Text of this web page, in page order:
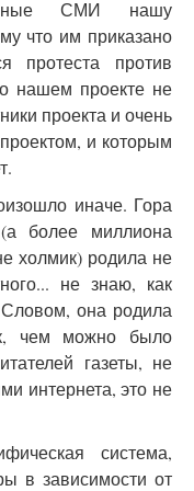
СМИ нашу
что им приказано
протеста против
нашем проекте не
проекта и очень
и которым
иначе. Гора
более миллиона
холмик) родила не
не знаю, как
Словом, она родила
чем можно было
газеты, не
интернета, это не
система,
в зависимости от